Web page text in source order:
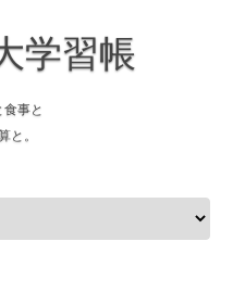
学習帳
食事と
と。